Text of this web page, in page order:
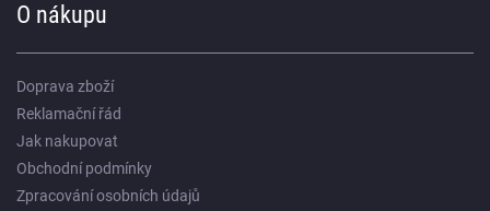
O nákupu
Doprava zboží
Reklamační řád
Jak nakupovat
Obchodní podmínky
Zpracování osobních údajů